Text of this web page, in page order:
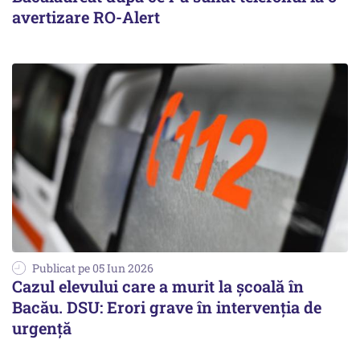
avertizare RO-Alert
Publicat pe 05 Iun 2026
Cazul elevului care a murit la școală în
Bacău. DSU: Erori grave în intervenția de
urgență